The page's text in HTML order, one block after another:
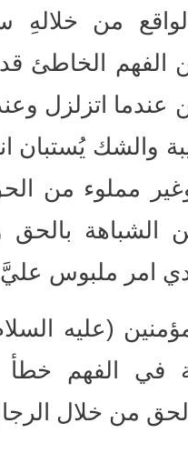
من خلالهِ
الفهم الخاطئ
عندما اتزلزل
والشك يُستبان
مملوء من
الشباهة
امر ملبوس عليَّ
(عليه
في الفهم
من خلال